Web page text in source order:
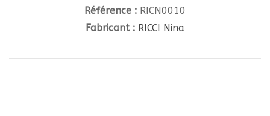
Référence : RICN0010
Fabricant : RICCI Nina